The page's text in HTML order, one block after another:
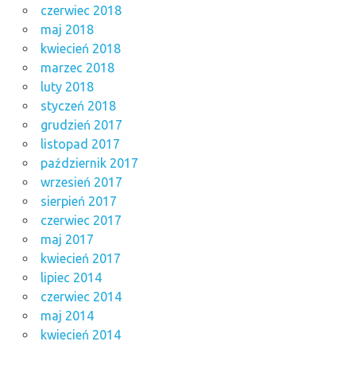
czerwiec 2018
maj 2018
kwiecień 2018
marzec 2018
luty 2018
styczeń 2018
grudzień 2017
listopad 2017
październik 2017
wrzesień 2017
sierpień 2017
czerwiec 2017
maj 2017
kwiecień 2017
lipiec 2014
czerwiec 2014
maj 2014
kwiecień 2014